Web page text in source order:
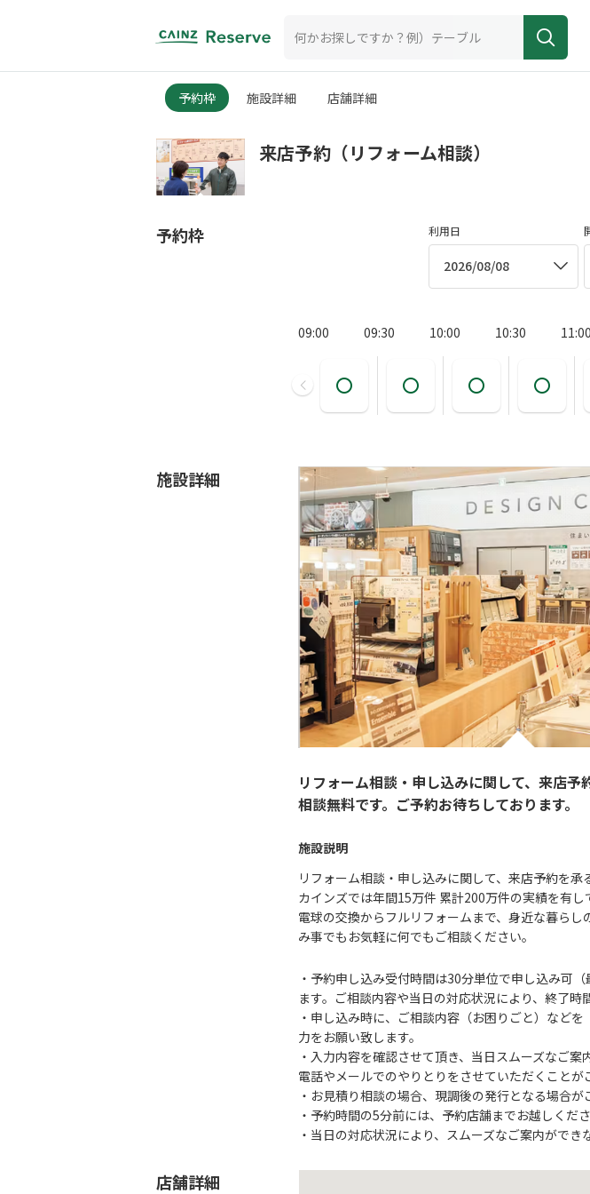
予約枠 施設詳細 店舗詳細
来店予約（リフォーム相談）
予約枠 利用日
2026/08/08
09:00 09:30 10:00 10:30 11:00
施設詳細
リフォーム相談・申し込みに関して、来店予
相談無料です。ご予約お待ちしております。
施設説明
リフォーム相談・申し込みに関して、来店予約を承
カインズでは年間15万件 累計200万件の実績を有し
電球の交換からフルリフォームまで、身近な暮らし
み事でもお気軽に何でもご相談ください。
・予約申し込み受付時間は30分単位で申し込み可
ます。ご相談内容や当日の対応状況により、終了時
・申し込み時に、ご相談内容（お困りごと）など
力をお願い致します。
・入力内容を確認させて頂き、当日スムーズなご
電話やメールでのやりとりをさせていただくことが
・お見積り相談の場合、現調後の発行となる場合が
・予約時間の5分前には、予約店舗までお越しくださ
・当日の対応状況により、スムーズなご案内ができ
店舗詳細